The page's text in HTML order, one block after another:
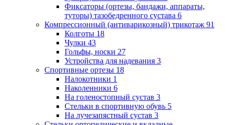
Фиксаторы (ортезы, бандажи, аппараты,
туторы) тазобедренного сустава 6
Компрессионный (антиварикозный) трикотаж 91
Колготы 18
Чулки 43
Гольфы, носки 27
Устройства для надевания 3
Спортивные ортезы 18
Налокотники 1
Наколенники 6
На голеностопный сустав 3
Стельки в спортивную обувь 5
На лучезапястный сустав 3